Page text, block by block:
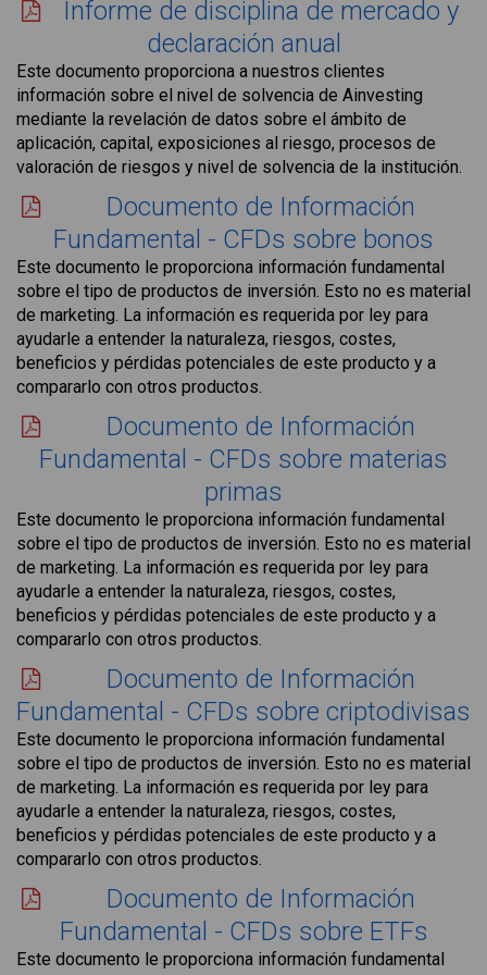
Informe de disciplina de mercado y
declaración anual
Este documento proporciona a nuestros clientes
información sobre el nivel de solvencia de Ainvesting
mediante la revelación de datos sobre el ámbito de
aplicación, capital, exposiciones al riesgo, procesos de
valoración de riesgos y nivel de solvencia de la institución.
Documento de Información
Fundamental - CFDs sobre bonos
Este documento le proporciona información fundamental
sobre el tipo de productos de inversión. Esto no es material
de marketing. La información es requerida por ley para
ayudarle a entender la naturaleza, riesgos, costes,
beneficios y pérdidas potenciales de este producto y a
compararlo con otros productos.
Documento de Información
Fundamental - CFDs sobre materias
primas
Este documento le proporciona información fundamental
sobre el tipo de productos de inversión. Esto no es material
de marketing. La información es requerida por ley para
ayudarle a entender la naturaleza, riesgos, costes,
beneficios y pérdidas potenciales de este producto y a
compararlo con otros productos.
Documento de Información
Fundamental - CFDs sobre criptodivisas
Este documento le proporciona información fundamental
sobre el tipo de productos de inversión. Esto no es material
de marketing. La información es requerida por ley para
ayudarle a entender la naturaleza, riesgos, costes,
beneficios y pérdidas potenciales de este producto y a
compararlo con otros productos.
Documento de Información
Fundamental - CFDs sobre ETFs
Este documento le proporciona información fundamental